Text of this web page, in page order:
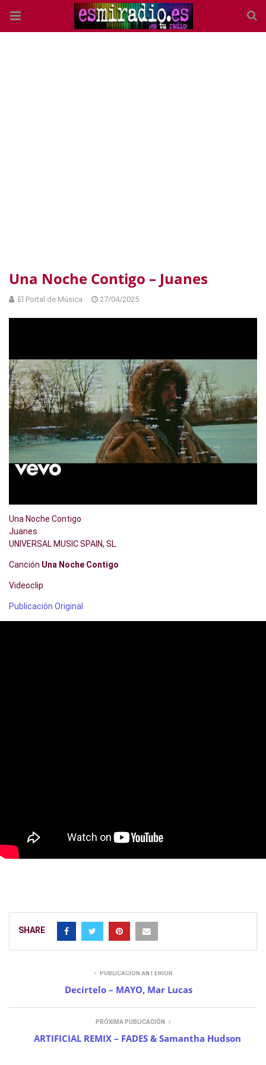
Una Noche Contigo – Juanes
El Portal de Música 27/04/2025
Una Noche Contigo
Juanes
UNIVERSAL MUSIC SPAIN, SL.
Canción Una Noche Contigo
Videoclip
Publicación Original
SHARE
PUBLICACIÓN ANTERIOR
Decírtelo – MAYO, Mar Lucas
PRÓXIMA PUBLICACIÓN
ARTIFICIAL REMIX – FADES & Samantha Hudson